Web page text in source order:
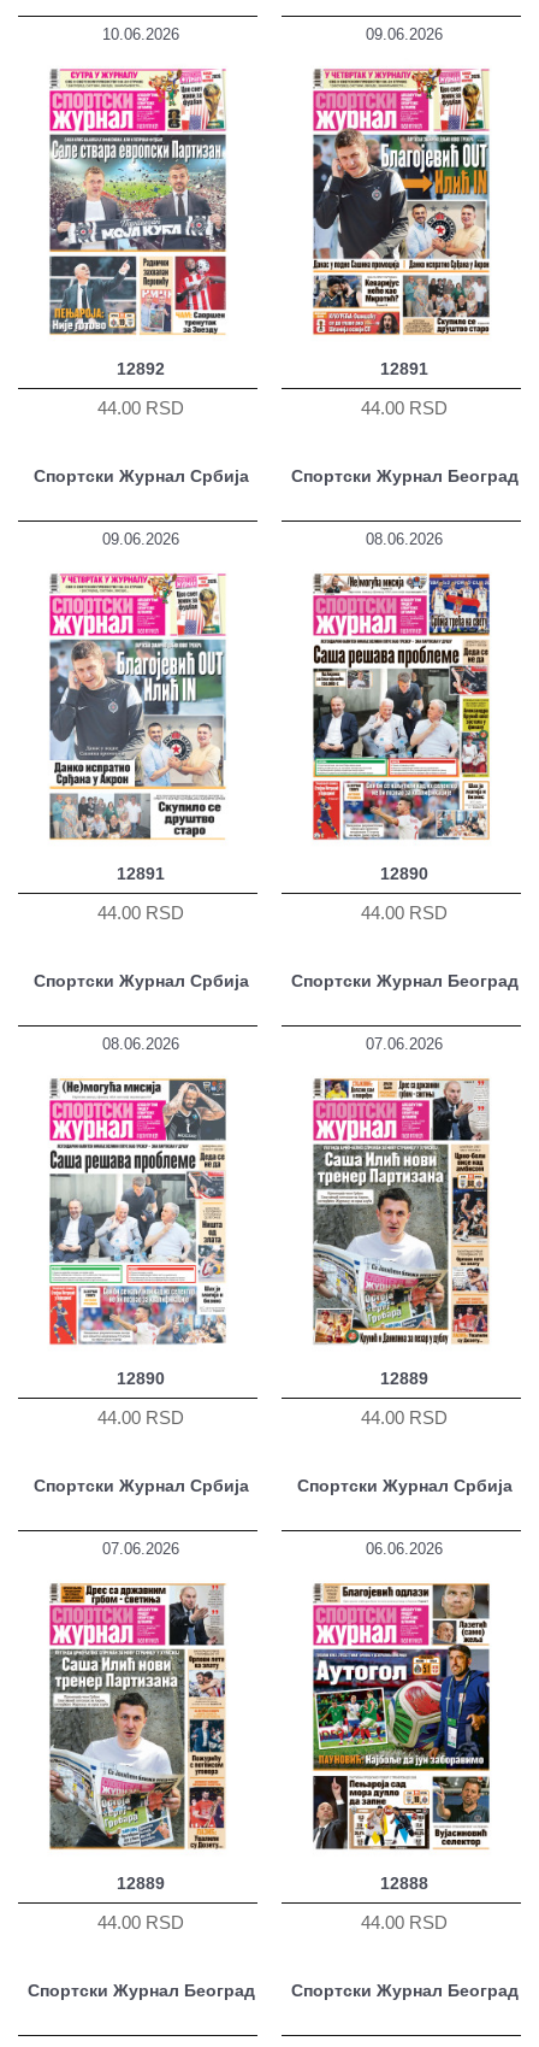
10.06.2026
12892
44.00 RSD
09.06.2026
12891
44.00 RSD
Спортски Журнал Србија
09.06.2026
12891
44.00 RSD
Спортски Журнал Београд
08.06.2026
12890
44.00 RSD
Спортски Журнал Србија
08.06.2026
12890
44.00 RSD
Спортски Журнал Београд
07.06.2026
12889
44.00 RSD
Спортски Журнал Србија
07.06.2026
12889
44.00 RSD
Спортски Журнал Србија
06.06.2026
12888
44.00 RSD
Спортски Журнал Београд Спортски Журнал Београд